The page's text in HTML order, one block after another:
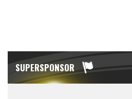
SUPERSPONSOR